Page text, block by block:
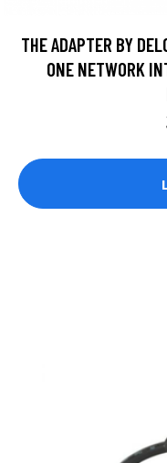
THE ADAPTER BY
ONE NETWORK